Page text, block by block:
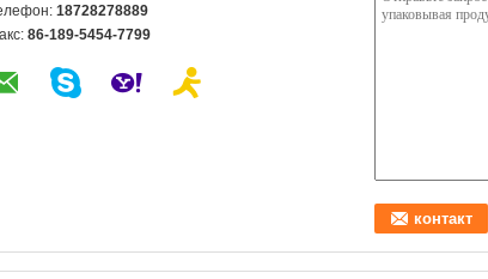
18728278889
86-189-5454-7799